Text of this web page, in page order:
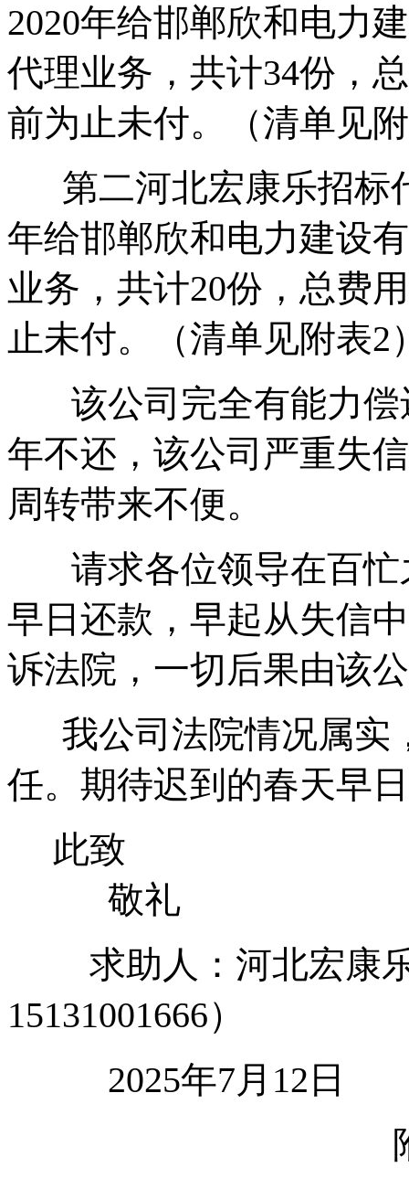
2020年给邯郸欣和电力
代理业务，共计34份，
前为止未付。（清单见
第二河北宏康乐招标
年给邯郸欣和电力建设
业务，共计20份，总费
止未付。（清单见附表2
该公司完全有能力偿
年不还，该公司严重失
周转带来不便。
请求各位领导在百忙
早日还款，早起从失信
诉法院，一切后果由该
我公司法院情况属实
任。期待迟到的春天早
此致
敬礼
求助人：河北宏康乐
15131001666）
2025年7月12日